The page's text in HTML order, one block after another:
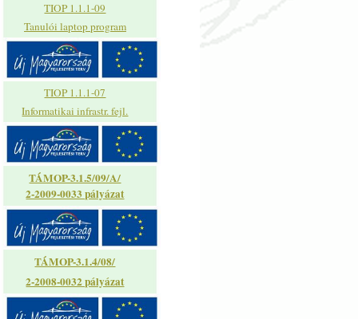
TIOP 1.1.1-09
Tanulói laptop program
TIOP 1.1.1-07
Informatikai infrastr. fejl.
TÁMOP-3.1.5/09/A/
2-2009-0033 pályázat
TÁMOP-3.1.4/08/
2-2008-0032 pályázat